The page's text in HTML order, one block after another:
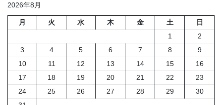
ペ
ー
ジ
送
り
ジ
ジ
ジ
2026年8月
月 火 水 木 金 土
日
1
2
3
4 5 6 7 8
9
10
11 12 13 14 15
16
17
18 19 20 21 22
23
24
25 26 27 28 29
30